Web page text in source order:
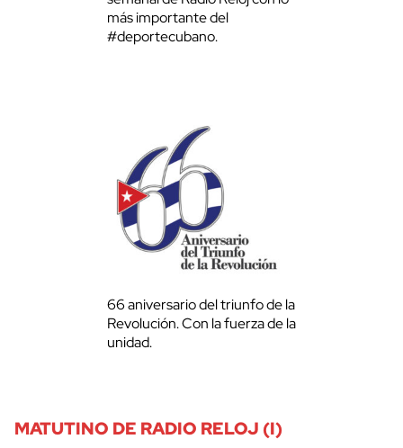
más importante del
#deportecubano.
66 aniversario del triunfo de la
Revolución. Con la fuerza de la
unidad.
MATUTINO DE RADIO RELOJ (I)